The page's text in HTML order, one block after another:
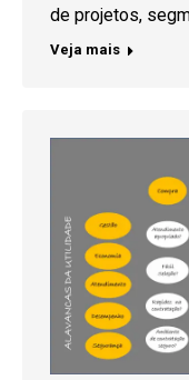
de projetos,
Veja mais